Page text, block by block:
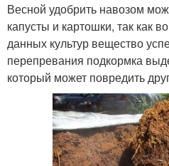
Весной удобрить навозом
капусты и картошки, так как
данных культур вещество
перепревания подкормка
который может повредить